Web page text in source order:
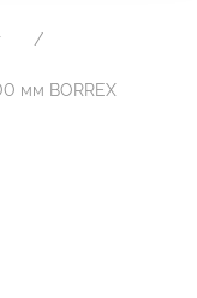
мм BORREX